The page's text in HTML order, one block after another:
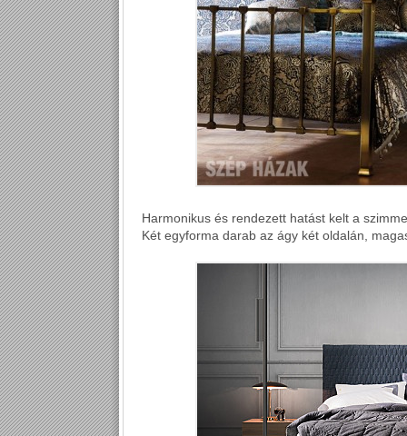
Harmonikus és rendezett hatást kelt a
Két egyforma darab az ágy két oldalán,